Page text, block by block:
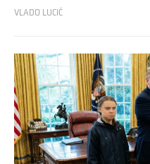
VLADO LUCIĆ